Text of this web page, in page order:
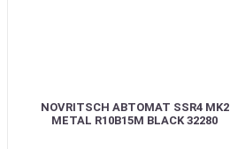
NOVRITSCH АВТОМАТ SSR4 MK2
METAL R10B15M BLACK 32280